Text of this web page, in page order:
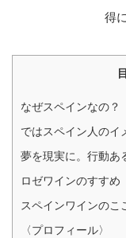
得
なぜスペインなの
ではスペイン人のイ
夢を現実に。行動あ
ロゼワインのすすめ
スペインワインのこ
〈プロフィール〉